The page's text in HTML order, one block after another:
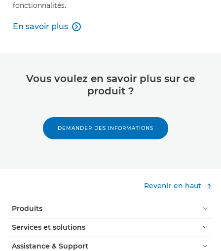
fonctionnalités.
En savoir plus
En savoir plus

Vous voulez en savoir plus sur ce
produit ?
DEMANDER DES INFORMATIONS
Revenir en haut
Produits
Services et solutions
Assistance & Support